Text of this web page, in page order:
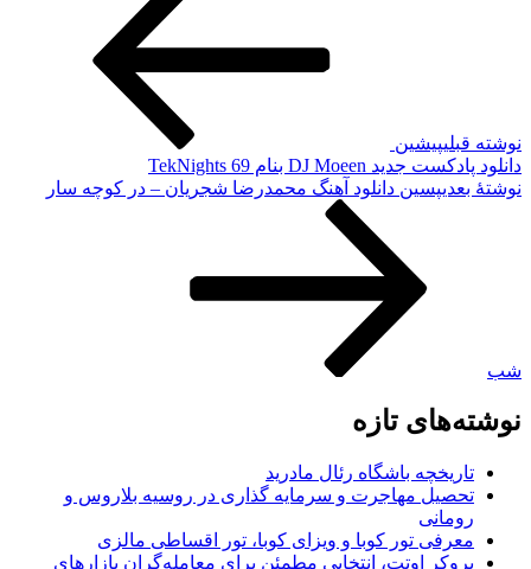
نوشته قبلیپیشین
دانلود پادکست جدید DJ Moeen بنام TekNights 69
نوشته‌ٔ بعدیپسین دانلود آهنگ محمدرضا شجریان – در کوچه سار
شب
نوشته‌های تازه
تاریخچه باشگاه رئال مادرید
تحصیل مهاجرت و سرمایه گذاری در روسیه بلاروس و
رومانی
معرفی تور کوبا و ویزای کوبا، تور اقساطی مالزی
بروکر اوتت، انتخابی مطمئن برای معامله‌گران بازارهای